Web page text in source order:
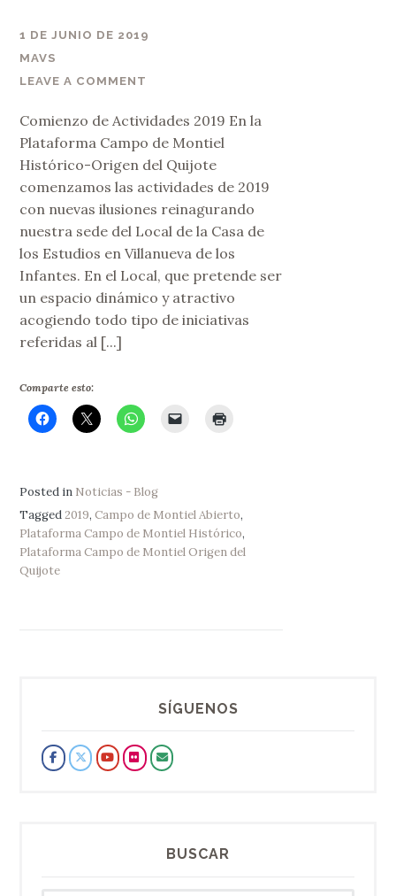
1 DE JUNIO DE 2019
MAVS
LEAVE A COMMENT
Comienzo de Actividades 2019 En la
Plataforma Campo de Montiel
Histórico-Origen del Quijote
comenzamos las actividades de 2019
con nuevas ilusiones reinagurando
nuestra sede del Local de la Casa de
los Estudios en Villanueva de los
Infantes. En el Local, que pretende ser
un espacio dinámico y atractivo
acogiendo todo tipo de iniciativas
referidas al [...]
Comparte esto:
Posted in Noticias - Blog
Tagged2019,Campo de Montiel Abierto,
Plataforma Campo de Montiel Histórico,
Plataforma Campo de Montiel Origen del
Quijote
SÍGUENOS
BUSCAR